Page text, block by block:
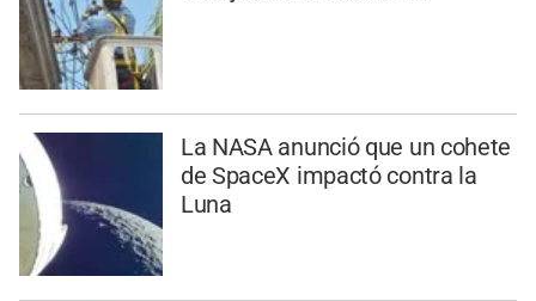
La NASA anunció que un cohete
de SpaceX impactó contra la
Luna